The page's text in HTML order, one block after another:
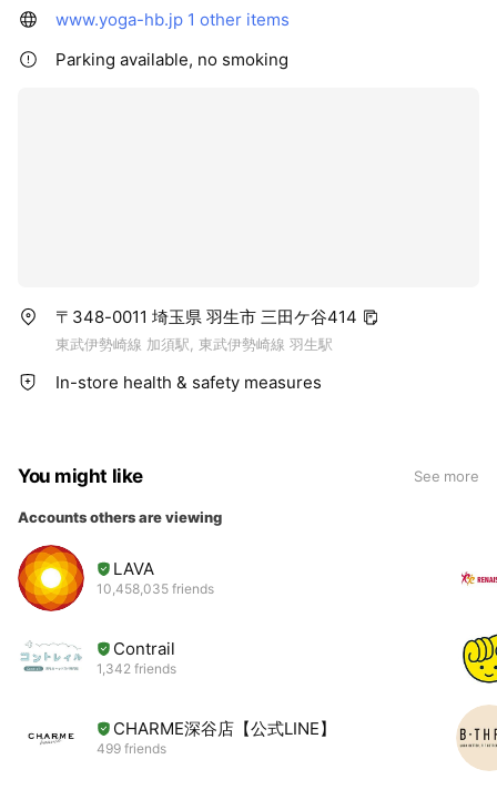
く、 インド発祥の行法です。
単なるフィットネスではありません。 ヨガを実践すること
で、 あなたの心と体はゆるみ、明日への活力が湧いてきま
されるヨガを 体験していただいています。
「こんなに幸せな気持ちになれたのは久しぶりです」
「感動して泣いてしまいました」 「ずっと息苦しかったの
当スクールであなたらしい美しさを見つけてみませんか？
わたしたちH & Bでは、
ヨガのポーズをお教えするだけではなく、 安心・安全な学び
の場を皆さんにご提供し、
第二の家族のような関係性を築くことで 今まで身に着けてき
ほんとうの自分らしさや あなたらしい美しさが 開花する
お手伝いをしています。
お一人おひとりが光り輝く姿を 信じ、寄り添いながら 人の
www.yoga-hb.jp 1 other items
Parking available, no smoking
〒348-0011 埼玉県 羽生市 三田ケ谷414
東武伊勢崎線 加須駅, 東武伊勢崎線 羽生駅
In-store health & safety measures
You might like See more
Accounts others are viewing
LAVA
10,458,035 friends
Contrail
1,342 friends
CHARME深谷店【公式LINE】
499 friends